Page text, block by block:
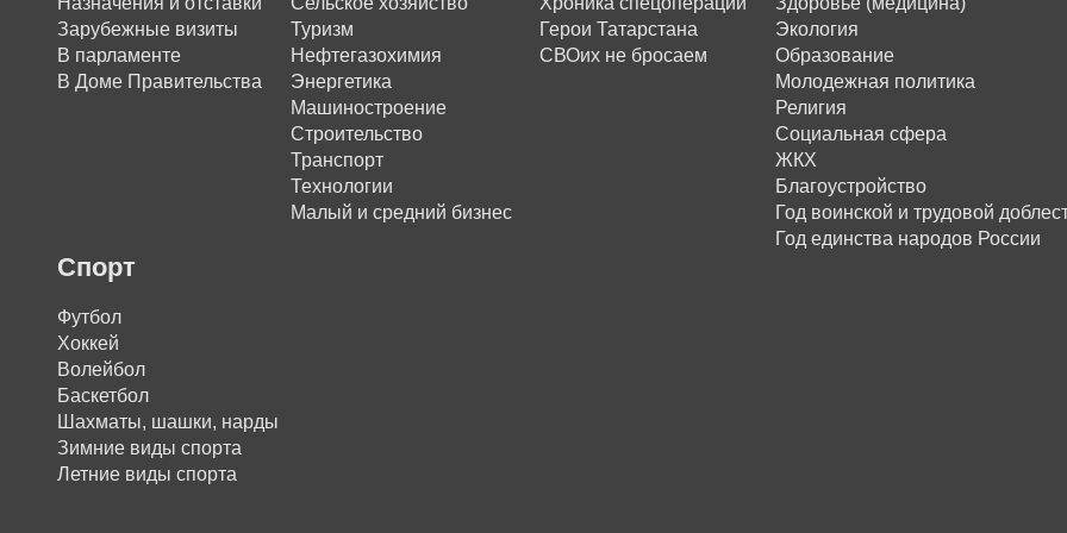
Зарубежные визиты
В парламенте
В Доме Правительства
Туризм
Нефтегазохимия
Энергетика
Машиностроение
Строительство
Транспорт
Технологии
Малый и средний бизнес
Герои Татарстана
СВОих не бросаем
Экология
Образование
Молодежная политика
Религия
Социальная сфера
ЖКХ
Благоустройство
Год воинской и трудовой
Год единства народов России
Спорт
Футбол
Хоккей
Волейбол
Баскетбол
Шахматы, шашки, нарды
Зимние виды спорта
Летние виды спорта